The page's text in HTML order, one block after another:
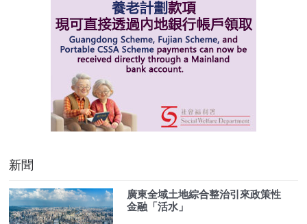
新聞
廣東全域土地綜合整治引來政策性
金融「活水」